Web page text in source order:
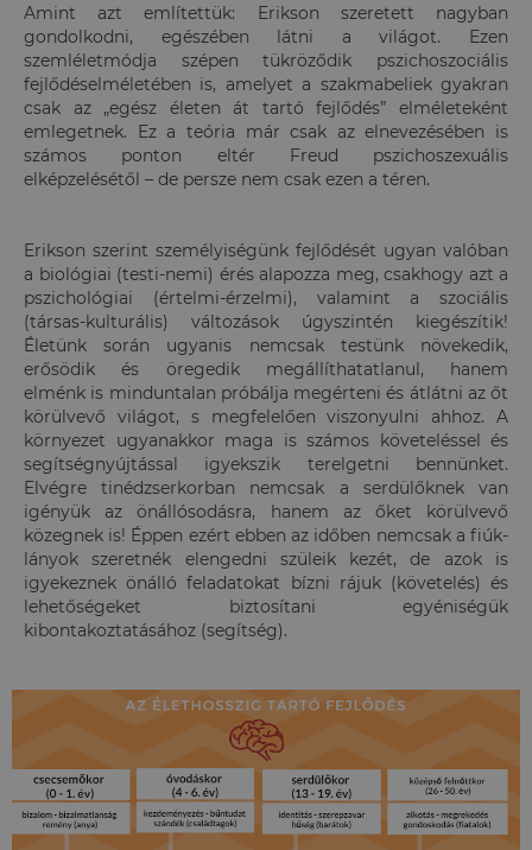
Amint azt említettük: Erikson szeretett nagyban
gondolkodni, egészében látni a világot. Ezen
szemléletmódja szépen tükröződik pszichoszociális
fejlődéselméletében is, amelyet a szakmabeliek gyakran
csak az „egész életen át tartó fejlődés” elméleteként
emlegetnek. Ez a teória már csak az elnevezésében is
számos ponton eltér Freud pszichoszexuális
elképzelésétől – de persze nem csak ezen a téren.
Erikson szerint személyiségünk fejlődését ugyan valóban
a biológiai (testi-nemi) érés alapozza meg, csakhogy azt a
pszichológiai (értelmi-érzelmi), valamint a szociális
(társas-kulturális) változások úgyszintén kiegészítik!
Életünk során ugyanis nemcsak testünk növekedik,
erősödik és öregedik megállíthatatlanul, hanem
elménk is minduntalan próbálja megérteni és átlátni az őt
körülvevő világot, s megfelelően viszonyulni ahhoz. A
környezet ugyanakkor maga is számos követeléssel és
segítségnyújtással igyekszik terelgetni bennünket.
Elvégre tinédzserkorban nemcsak a serdülőknek van
igényük az önállósodásra, hanem az őket körülvevő
közegnek is! Éppen ezért ebben az időben nemcsak a fiúk-
lányok szeretnék elengedni szüleik kezét, de azok is
igyekeznek önálló feladatokat bízni rájuk (követelés) és
lehetőségeket biztosítani egyéniségük
kibontakoztatásához (segítség).